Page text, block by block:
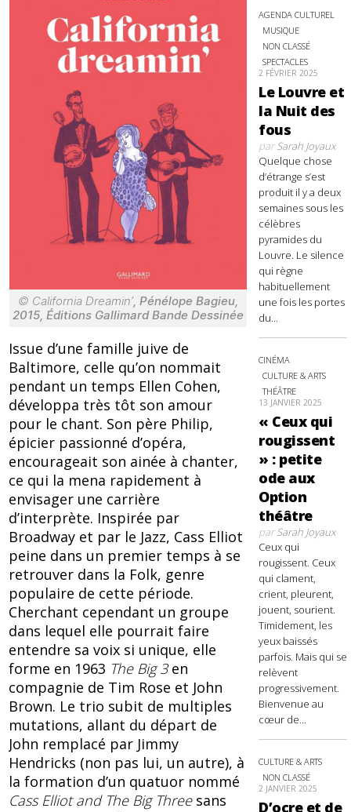
© California Dreamin’, Pénélope Bagieu,
2015, Éditions Gallimard Bande Dessinée
Issue d’une famille juive de
Baltimore, celle qu’on nommait
pendant un temps Ellen Cohen,
développa très tôt son amour
pour le chant. Son père Philip,
épicier passionné d’opéra,
encourageait son ainée à chanter,
ce qui la mena rapidement à
envisager une carrière
d’interprète. Inspirée par
Broadway et par le Jazz, Cass Elliot
peine dans un premier temps à se
retrouver dans la Folk, genre
populaire de cette période.
Cherchant cependant un groupe
dans lequel elle pourrait faire
entendre sa voix si unique, elle
forme en 1963 The Big 3en
compagnie de Tim Rose et John
Brown. Le trio subit de multiples
mutations, allant du départ de
John remplacé par Jimmy
Hendricks (non pas lui, un autre), à
la formation d’un quatuor nommé
Cass Elliot and The Big Three sans
AGENDA CULTUREL
MUSIQUE
NON CLASSÉ
SPECTACLES
2 FÉVRIER 2025
Le Louvre et
la Nuit des
fous
parSarah Joyaux
Quelque chose
d’étrange s’est
produit il y a deux
semaines sous les
célèbres
pyramides du
Louvre. Le silence
qui règne
habituellement
une fois les portes
du...
CINÉMA
CULTURE & ARTS
THÉÂTRE
13 JANVIER 2025
« Ceux qui
rougissent
» : petite
ode aux
Option
théâtre
parSarah Joyaux
Ceux qui
rougissent. Ceux
qui clament,
crient, pleurent,
jouent, sourient.
Timidement, les
yeux baissés
parfois. Mais qui se
relèvent
progressivement.
Bienvenue au
cœur de...
CULTURE & ARTS
NON CLASSÉ
2 JANVIER 2025
D’ocre et de